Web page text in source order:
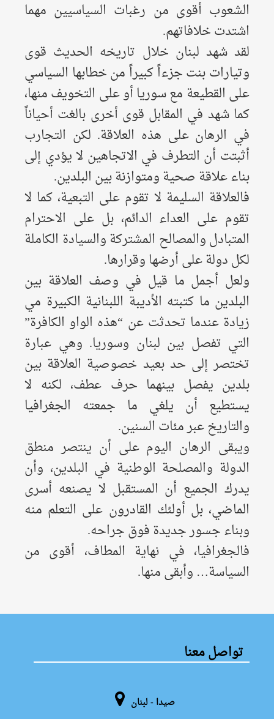
الشعوب أقوى من رغبات السياسيين مهما
اشتدت خلافاتهم.
لقد شهد لبنان خلال تاريخه الحديث قوى
وتيارات بنت جزءاً كبيراً من خطابها السياسي
على القطيعة مع سوريا أو على التخويف منها،
كما شهد في المقابل قوى أخرى بالغت أحياناً
في الرهان على هذه العلاقة. لكن التجارب
أثبتت أن التطرف في الاتجاهين لا يؤدي إلى
بناء علاقة صحية ومتوازنة بين البلدين.
فالعلاقة السليمة لا تقوم على التبعية، كما لا
تقوم على العداء الدائم، بل على الاحترام
المتبادل والمصالح المشتركة والسيادة الكاملة
لكل دولة على أرضها وقرارها.
ولعل أجمل ما قيل في وصف العلاقة بين
البلدين ما كتبته الأديبة اللبنانية الكبيرة مي
زيادة عندما تحدثت عن “هذه الواو الكافرة”
التي تفصل بين لبنان وسوريا. وهي عبارة
تختصر إلى حد بعيد خصوصية العلاقة بين
بلدين يفصل بينهما حرف عطف، لكنه لا
يستطيع أن يلغي ما جمعته الجغرافيا
والتاريخ عبر مئات السنين.
ويبقى الرهان اليوم على أن ينتصر منطق
الدولة والمصلحة الوطنية في البلدين، وأن
يدرك الجميع أن المستقبل لا يصنعه أسرى
الماضي، بل أولئك القادرون على التعلم منه
وبناء جسور جديدة فوق جراحه.
فالجغرافيا، في نهاية المطاف، أقوى من
السياسة… وأبقى منها.
تواصل معنا
صيدا - لبنان